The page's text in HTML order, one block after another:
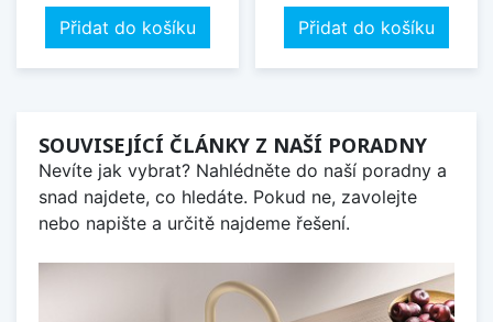
Přidat do košíku Přidat do košíku
SOUVISEJÍCÍ ČLÁNKY Z NAŠÍ PORADNY
Nevíte jak vybrat? Nahlédněte do naší poradny a
snad najdete, co hledáte. Pokud ne, zavolejte
nebo napište a určitě najdeme řešení.